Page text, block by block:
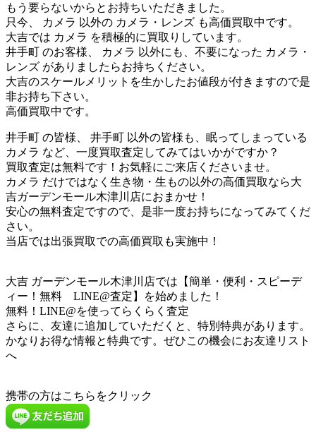
もう要らないからとお持ちいただきました。
只今、 カメラ 以外の カメラ・レンズ も高価買取中です。
大吉では カメラ を積極的に買取りしています。
井手町 のお客様、 カメラ 以外にも、不要になった カメラ・
レンズ がありましたらお持ちください。
大吉のスケールメリットを生かしたお値段が付きますので是
非お持ち下さい。
高価買取中です。
井手町 の皆様、 井手町 以外の皆様も、眠ってしまっている
カメラ など、一度買取査定してみてはいかがですか？
買取査定は無料です！お気軽にご来店くださいませ。
カメラ だけではなく生き物・生もの以外の高価買取なら大
吉ガーデンモール木津川店におまかせ！
安心の無料査定ですので、是非一度お持ちになってみてくだ
さい。
当店では出張買取での高価買取も実施中！
大吉 ガーデンモール木津川店では【簡単・便利・スピーデ
ィー！無料 LINE@査定】を始めました！
無料！LINE@を使ってらくらく査定
さらに、友達に追加していただくと、特別特典があります。
かなりお得な情報と特典です。ぜひこの機会にお友達リスト
へ
携帯の方はこちらをクリック